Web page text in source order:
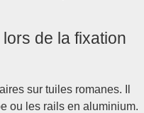
de la fixation
sur tuiles romanes. Il
ou les rails en aluminium.